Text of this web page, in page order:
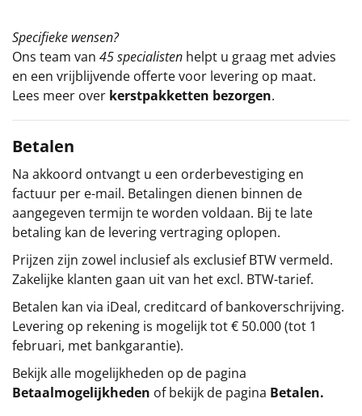
Specifieke wensen?
Ons team van 45 specialisten helpt u graag met advies
en een vrijblijvende offerte voor levering op maat.
Lees meer over kerstpakketten bezorgen.
Betalen
Na akkoord ontvangt u een orderbevestiging en
factuur per e-mail. Betalingen dienen binnen de
aangegeven termijn te worden voldaan. Bij te late
betaling kan de levering vertraging oplopen.
Prijzen zijn zowel inclusief als exclusief BTW vermeld.
Zakelijke klanten gaan uit van het excl. BTW-tarief.
Betalen kan via iDeal, creditcard of bankoverschrijving.
Levering op rekening is mogelijk tot € 50.000 (tot 1
februari, met bankgarantie).
Bekijk alle mogelijkheden op de pagina
Betaalmogelijkheden of bekijk de pagina Betalen.